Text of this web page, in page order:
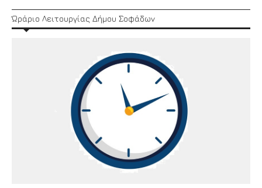
Ώράριο Λειτουργίας Δήμου Σοφάδων